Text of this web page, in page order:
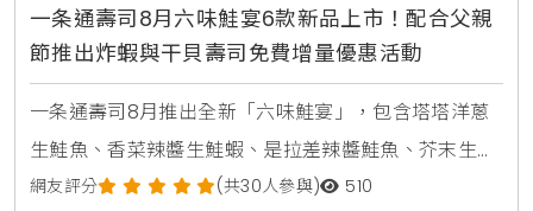
一条通壽司8月六味鮭宴6款新品上市！配合父親
節推出炸蝦與干貝壽司免費增量優惠活動
一条通壽司8月推出全新「六味鮭宴」，包含塔塔洋蔥
生鮭魚、香菜辣醬生鮭蝦、是拉差辣醬鮭魚、芥末生鮭
蝦貝海苔包、蟹醬沙拉鮭魚及美威鮭魚鬆軍艦等6款新
網友評分 (共30人參與) 510